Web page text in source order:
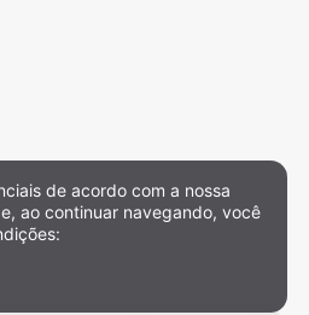
de acordo com a nossa
e, ao continuar navegando, você